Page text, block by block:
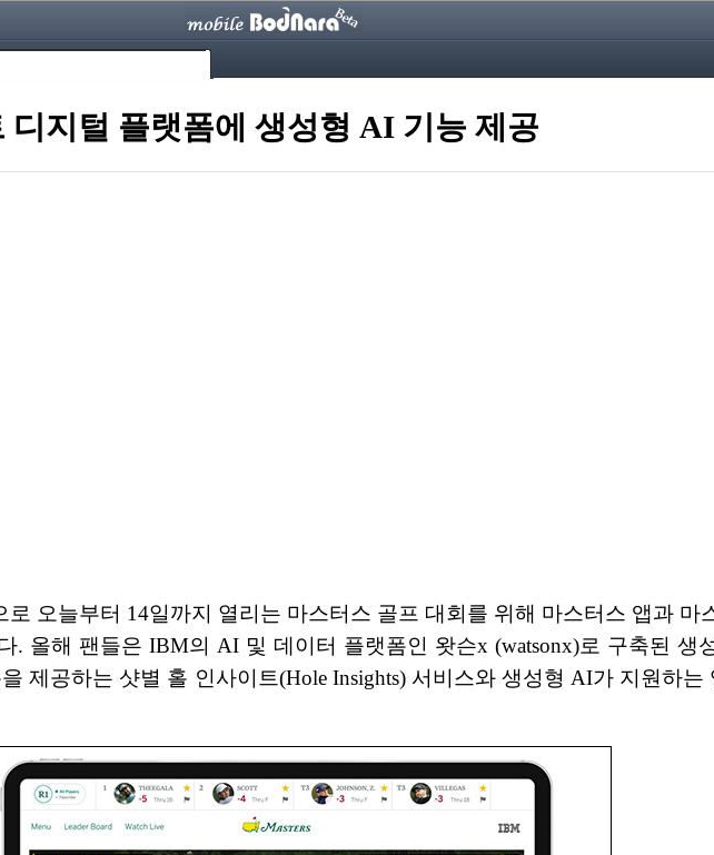
지털 플랫폼에 생성형 AI 기능 제공
오늘부터 14일까지 열리는 마스터스 골프 대회를 위해 마스터스 앱과 마
. 올해 팬들은 IBM의 AI 및 데이터 플랫폼인 왓슨x (watsonx)로 구축된 생
제공하는 샷별 홀 인사이트(Hole Insights) 서비스와 생성형 AI가 지원하